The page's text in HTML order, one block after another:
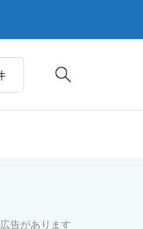

告があります